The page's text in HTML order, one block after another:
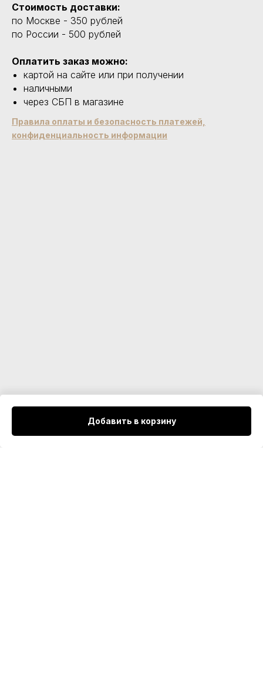
Добавить в корзину
Стоимость доставки:
по Москве - 350 рублей
по России - 500 рублей
Оплатить заказ можно:
картой на сайте или при получении
наличными
через СБП в магазине
Правила оплаты и безопасность платежей,
конфиденциальность информации